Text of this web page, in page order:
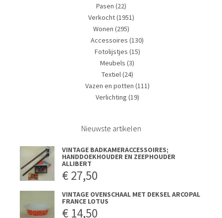
Pasen (22)
Verkocht(1951)
Wonen (295)
Accessoires (130)
Fotolijstjes (15)
Meubels (3)
Textiel(24)
Vazen en potten (111)
Verlichting (19)
Nieuwste artikelen
VINTAGE BADKAMERACCESSOIRES;
HANDDOEKHOUDER EN ZEEPHOUDER
ALLIBERT
€27,50
VINTAGE OVENSCHAAL MET DEKSEL ARCOPAL
FRANCE LOTUS
€ 14,50